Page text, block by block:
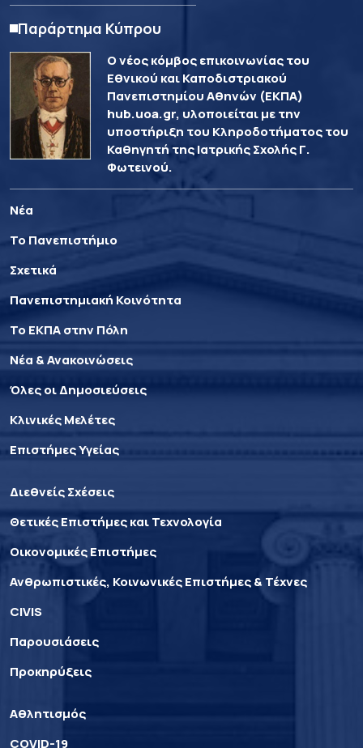
Παράρτημα Κύπρου
Ο νέος κόμβος επικοινωνίας του
Εθνικού και Καποδιστριακού
Πανεπιστημίου Αθηνών (ΕΚΠΑ)
hub.uoa.gr, υλοποιείται με την
υποστήριξη του Κληροδοτήματος του
Καθηγητή της Ιατρικής Σχολής Γ.
Φωτεινού.
Νέα
Το Πανεπιστήμιο
Σχετικά
Πανεπιστημιακή Κοινότητα
Το ΕΚΠΑ στην Πόλη
Νέα & Ανακοινώσεις
Όλες οι Δημοσιεύσεις
Κλινικές Μελέτες
Επιστήμες Υγείας
Διεθνείς Σχέσεις
Θετικές Επιστήμες και Τεχνολογία
Οικονομικές Επιστήμες
Ανθρωπιστικές, Κοινωνικές Επιστήμες & Τέχνες
CIVIS
Παρουσιάσεις
Προκηρύξεις
Αθλητισμός
COVID-19